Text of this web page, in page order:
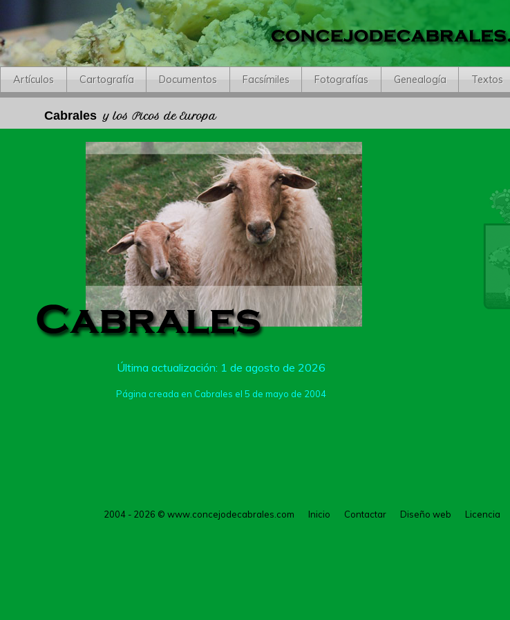
Artículos Cartografía Documentos Facsímiles Fotografías Genealogía Textos
Cabrales y los Picos de Europa
Última actualización: 1 de agosto de 2026
Página creada en Cabrales el 5 de mayo de 2004
2004 - 2026 © www.concejodecabrales.com Inicio Contactar Diseño web Licencia